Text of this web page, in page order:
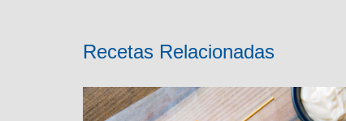
Recetas Relacionadas